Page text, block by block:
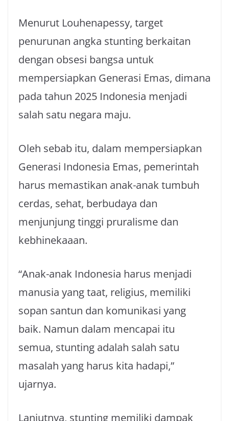
Menurut Louhenapessy, target
penurunan angka stunting berkaitan
dengan obsesi bangsa untuk
mempersiapkan Generasi Emas, dimana
pada tahun 2025 Indonesia menjadi
salah satu negara maju.
Oleh sebab itu, dalam mempersiapkan
Generasi Indonesia Emas, pemerintah
harus memastikan anak-anak tumbuh
cerdas, sehat, berbudaya dan
menjunjung tinggi pruralisme dan
kebhinekaaan.
“Anak-anak Indonesia harus menjadi
manusia yang taat, religius, memiliki
sopan santun dan komunikasi yang
baik. Namun dalam mencapai itu
semua, stunting adalah salah satu
masalah yang harus kita hadapi,”
ujarnya.
Lanjutnya, stunting memiliki dampak